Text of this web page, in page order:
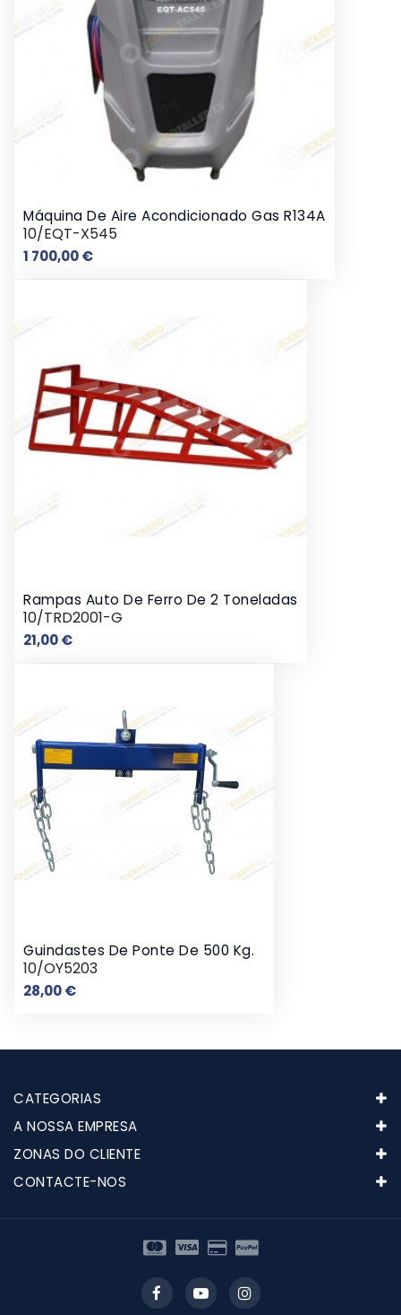
Máquina De Aire Acondicionado Gas R134A
10/EQT-X545
1 700,00 €Preço
Rampas Auto De Ferro De 2 Toneladas
10/TRD2001-G
21,00 €Preço
Guindastes De Ponte De 500 Kg.
10/OY5203
28,00 €Preço
CATEGORIAS
A NOSSA EMPRESA
ZONAS DO CLIENTE
CONTACTE-NOS